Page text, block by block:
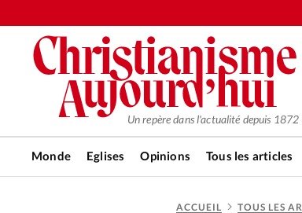
Un repère dans l'actualité depuis 1872
Monde Eglises Opinions Tous les articles
ACCUEIL TOUS LES